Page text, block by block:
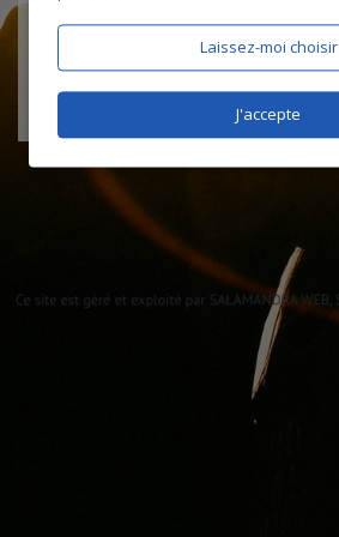
Laissez-moi choisir
J'accepte